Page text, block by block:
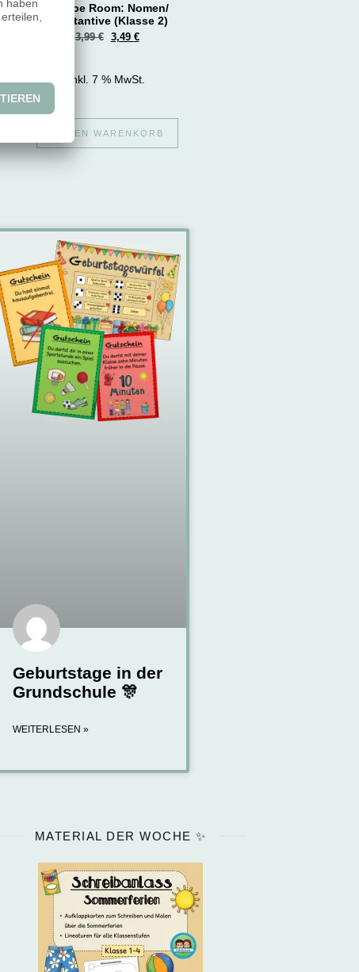
Escape Room: Nomen/
Substantive (Klasse 2)
3,99€ 3,49 €
inkl. 7 % MwSt.
IN DEN WARENKORB
Geburtstage in der
Grundschule 🎊
WEITERLESEN »
MATERIAL DER WOCHE ✨